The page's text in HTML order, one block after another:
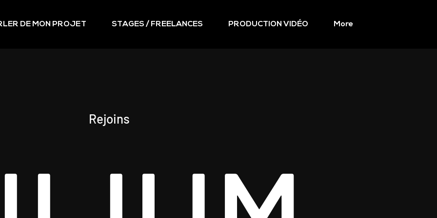
DE MON PROJET STAGES / FREELANCES PRODUCTION VIDÉO More
Rejoins